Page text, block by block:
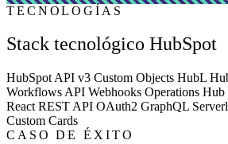
TECNOLOGÍAS
Stack tecnológico HubSpot
HubSpot API v3 Custom Objects HubL
Workflows API Webhooks Operations Hub
React REST API OAuth2 GraphQL
Custom Cards
CASO DE ÉXITO